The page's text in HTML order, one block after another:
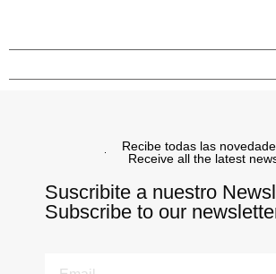
Recibe todas las
Receive all the latest
Suscribite a nuestro
Subscribe to our